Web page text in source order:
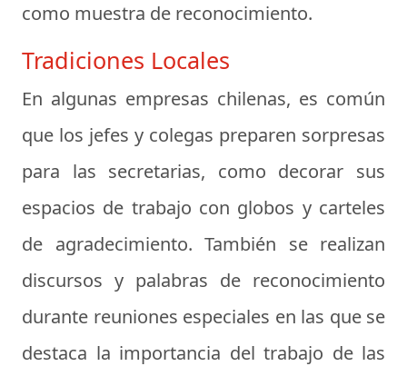
como muestra de reconocimiento.
Tradiciones Locales
En algunas empresas chilenas, es común
que los jefes y colegas preparen sorpresas
para las secretarias, como decorar sus
espacios de trabajo con globos y carteles
de agradecimiento. También se realizan
discursos y palabras de reconocimiento
durante reuniones especiales en las que se
destaca la importancia del trabajo de las